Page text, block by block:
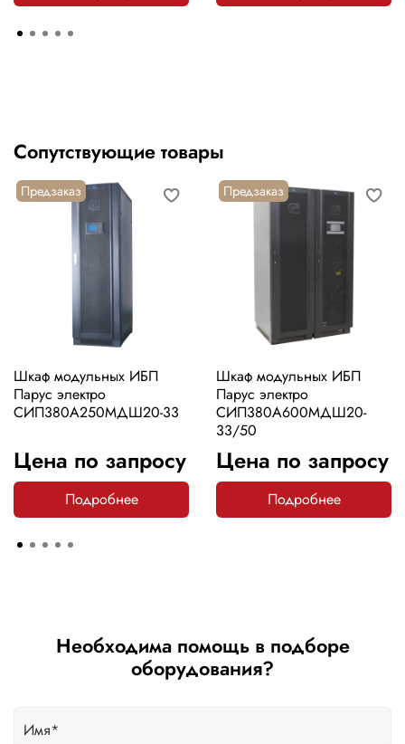
Сопутствующие товары
Предзаказ
Шкаф модульных ИБП
Парус электро
СИП380А250МДШ20-33
Цена по запросу
Подробнее
Предзаказ
Шкаф модульных ИБП
Парус электро
СИП380А600МДШ20-
33/50
Цена по запросу
Подробнее
Необходима помощь в подборе
оборудования?